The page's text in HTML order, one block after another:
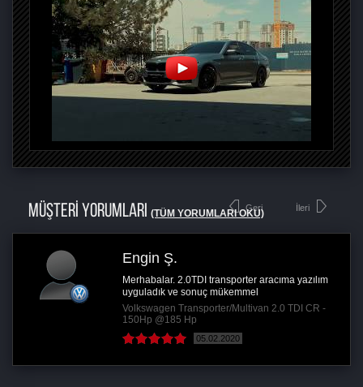
MÜŞTERİ YORUMLARI (TÜM YORUMLARI OKU)
Geri
Engin Ş.
Merhabalar. 2.0TDI transporter aracıma yazılım
uyguladık ve sonuç mükemmel
Volkswagen Transporter/Multivan 2.0 TDI CR -
150Hp @185 Hp
05.02.2020
İleri